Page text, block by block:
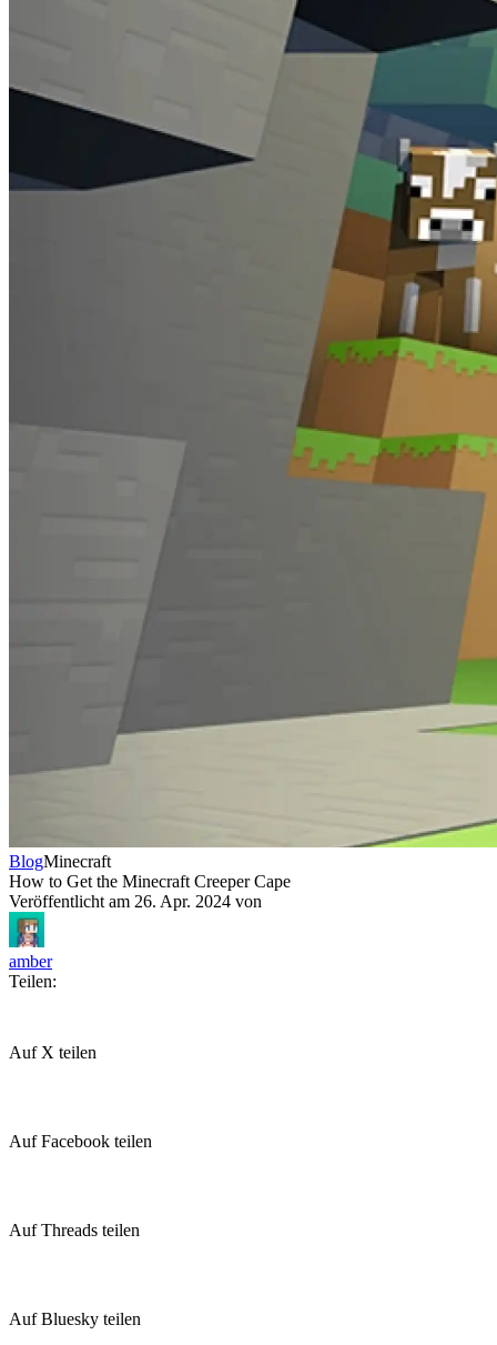
BlogMinecraft
How to Get the Minecraft Creeper Cape
Veröffentlicht am 26. Apr. 2024 von
amber
Teilen:
Auf X teilen
Auf Facebook teilen
Auf Threads teilen
Auf Bluesky teilen